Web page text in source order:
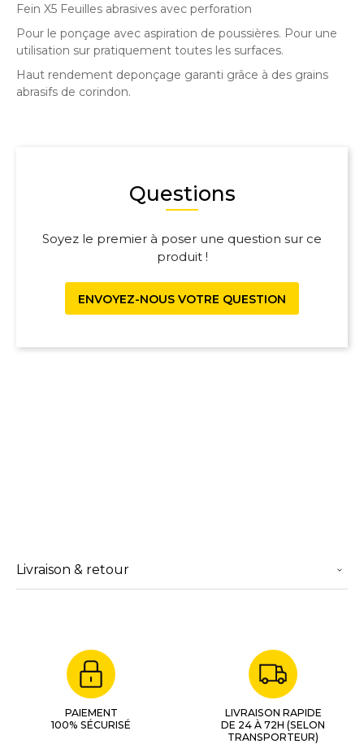
Fein X5 Feuilles abrasives avec perforation
Pour le ponçage avec aspiration de poussières. Pour une
utilisation sur pratiquement toutes les surfaces.
Haut rendement deponçage garanti grâce à des grains
abrasifs de corindon.
Questions
Soyez le premier à poser une question sur ce
produit !
ENVOYEZ-NOUS VOTRE QUESTION
Livraison & retour
PAIEMENT
100% SÉCURISÉ
LIVRAISON RAPIDE
DE 24 À 72H (SELON
TRANSPORTEUR)